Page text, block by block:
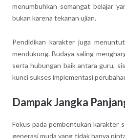
menumbuhkan semangat belajar
bukan karena tekanan ujian.
Pendidikan karakter juga
mendukung. Budaya saling
serta hubungan baik antara guru,
kunci sukses implementasi
Dampak Jangka
Fokus pada pembentukan karakter
generasi muda yang tidak hanya